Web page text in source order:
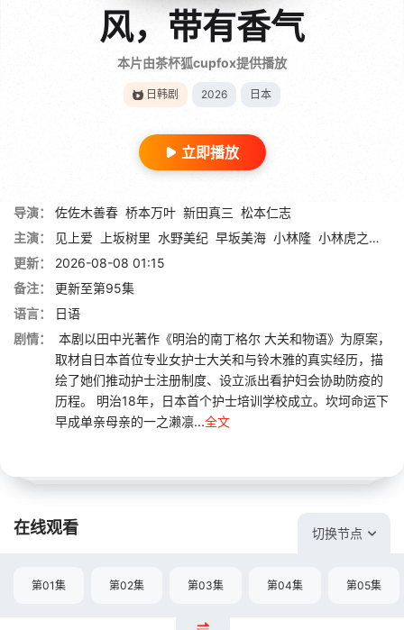
风，带有香气
本片由茶杯狐cupfox提供播放
日韩剧 2026 日本
立即播放
导演： 佐佐木善春 桥本万叶 新田真三 松本仁志
主演：
见上爱 上坂树里 水野美纪 早坂美海 小林隆 小林虎之介
更新：
2026-08-08 01:15
备注：
更新至第95集
语言：
日语
剧情：
本剧以田中光著作《明治的南丁格尔 大关和物语》为原案，
取材自日本首位专业女护士大关和与铃木雅的真实经历，描
绘了她们推动护士注册制度、设立派出看护妇会协助防疫的
历程。 明治18年，日本首个护士培训学校成立。坎坷命运下
早成单亲母亲的一之濑凛...全文
在线观看 切换节点
第01集 第02集 第03集 第04集 第05集